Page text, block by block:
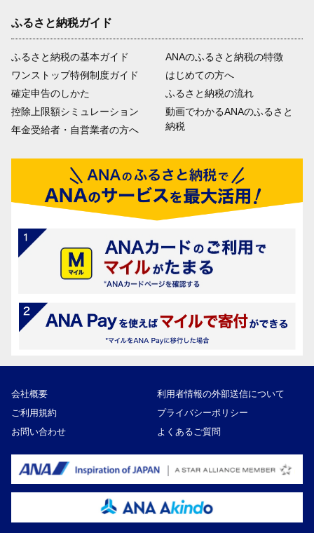
ふるさと納税ガイド
ふるさと納税の基本ガイド
ワンストップ特例制度ガイド
確定申告のしかた
控除上限額シミュレーション
年金受給者・自営業者の方へ
ANAのふるさと納税の特徴
はじめての方へ
ふるさと納税の流れ
動画でわかるANAのふるさと
納税
会社概要
利用者情報の外部送信について
ご利用規約
プライバシーポリシー
お問い合わせ
よくあるご質問